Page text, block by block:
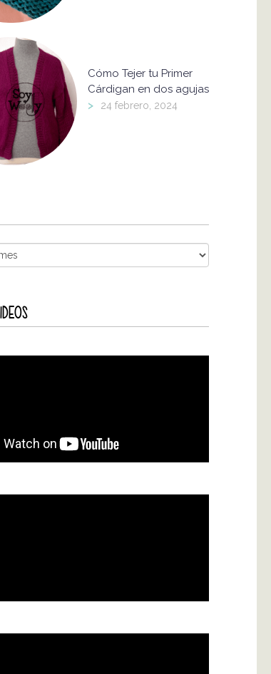
Cómo Tejer tu Primer
Cárdigan en dos agujas
> 24 febrero, 2024